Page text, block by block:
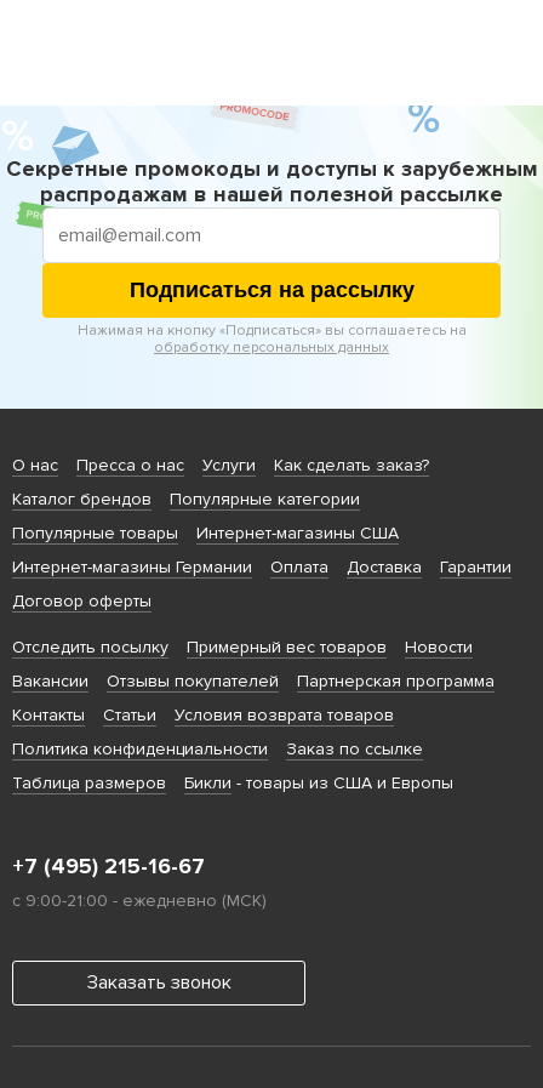
Секретные промокоды и доступы к зарубежным
распродажам в нашей полезной рассылке
Подписаться на рассылку
Нажимая на кнопку «Подписаться» вы соглашаетесь на
обработку персональных данных
О нас Пресса о нас Услуги
Как сделать заказ?
Каталог брендов
Популярные категории
Популярные товары
Интернет-магазины США
Интернет-магазины Германии
Оплата Доставка
Гарантии
Договор оферты
Отследить посылку Примерный вес товаров
Новости
Вакансии
Отзывы покупателей
Партнерская программа
Контакты
Статьи
Условия возврата товаров
Политика конфиденциальности
Заказ по ссылке
Таблица размеров
Бикли - товары из США и Европы
+7 (495) 215-16-67
с 9:00-21:00 - ежедневно (МСК)
Заказать звонок